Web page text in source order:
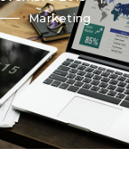
Marketing